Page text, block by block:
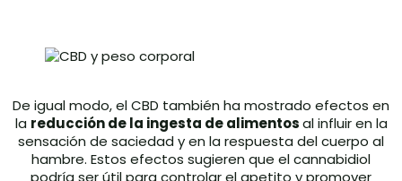
De igual modo, el CBD también ha mostrado efectos en
la reducción de la ingesta de alimentosal influir en la
sensación de saciedad y en la respuesta del cuerpo al
hambre. Estos efectos sugieren que el cannabidiol
podría ser útil para controlar el apetito y promover